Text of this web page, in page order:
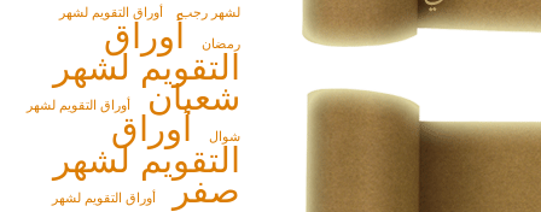
لشهر رجب
أوراق التقويم لشهر
رمضان أوراق
التقويم لشهر
شعبان أوراق التقويم لشهر
شوال أوراق
التقويم لشهر
صفر
أوراق التقويم لشهر